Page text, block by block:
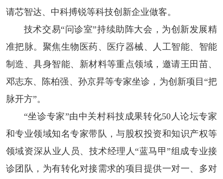
请芯智达、中科搏锐等科技创新企业做客。
技术交易“问诊室”持续助阵大会，为创新发展精
准把脉。聚焦生物医药、医疗器械、人工智能、智能
制造、具身智能、新材料等重点领域，邀请王田苗、
邓志东、陈柏强、孙京昇等专家坐诊，为创新项目“把
脉开方”。
“坐诊专家”由中关村科技成果转化50人论坛专家
和专业领域知名专家带队，与股权投资和知识产权等
领域资深从业人员、技术经理人“蓝马甲”组成专业接
诊团队，为有转化对接需求的项目提供一对一、多对